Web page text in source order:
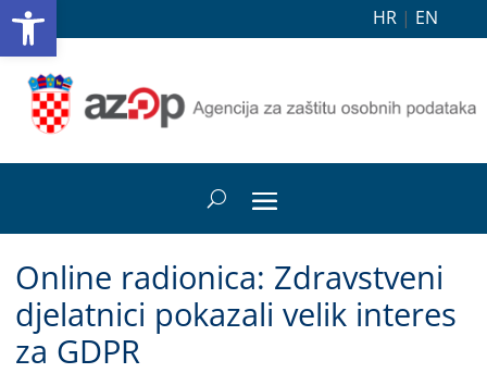
HR | EN
Online radionica: Zdravstveni
djelatnici pokazali velik interes
za GDPR